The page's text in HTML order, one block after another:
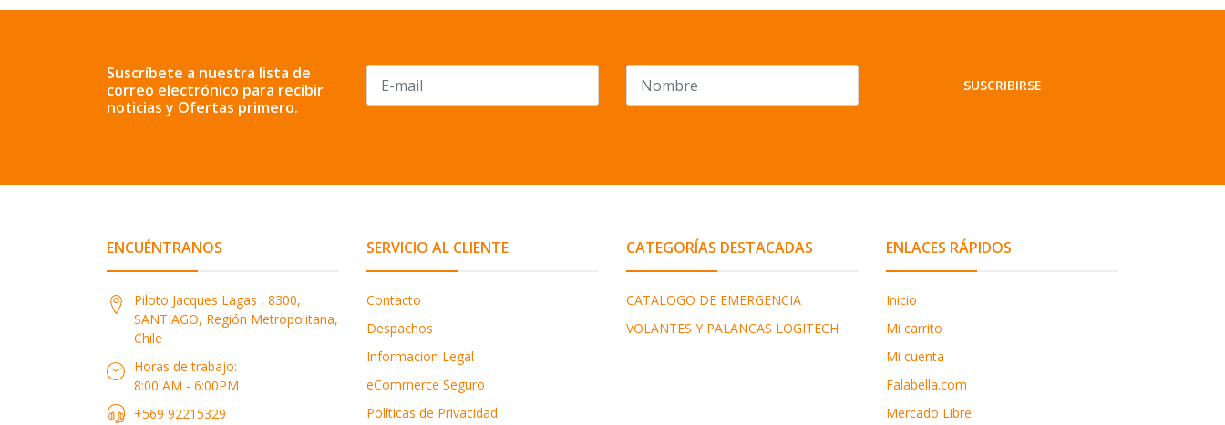
Suscríbete a nuestra lista de
correo electrónico para recibir
noticias y Ofertas primero.
SUSCRIBIRSE
ENCUÉNTRANOS
Piloto Jacques Lagas , 8300,
SANTIAGO, Región Metropolitana,
Chile
Horas de trabajo:
8:00 AM - 6:00PM
+569 92215329
SERVICIO AL CLIENTE
Contacto
Despachos
Informacion Legal
eCommerce Seguro
Políticas de Privacidad
CATEGORÍAS DESTACADAS
CATALOGO DE EMERGENCIA
VOLANTES Y PALANCAS LOGITECH
ENLACES RÁPIDOS
Inicio
Mi carrito
Mi cuenta
Falabella.com
Mercado Libre